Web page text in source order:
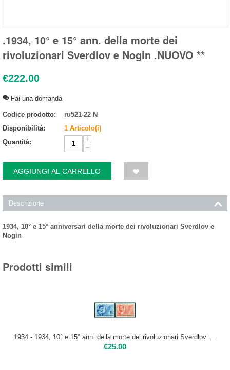
.1934, 10° e 15° ann. della morte dei
rivoluzionari Sverdlov e Nogin .NUOVO **
€222.00
Fai una domanda
Codice prodotto:
ru521-22 N
Disponibilità:
1 Articolo(i)
Quantità:
+
−
AGGIUNGI AL CARRELLO
Descrizione
1934, 10° e 15° anniversari della morte dei rivoluzionari Sverdlov e
Nogin
Prodotti simili
1934 - 1934, 10° e 15° ann. della morte dei rivoluzionari Sverdlov e Nogin .USATO
€25.00